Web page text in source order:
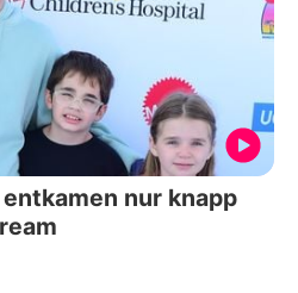
nur knapp